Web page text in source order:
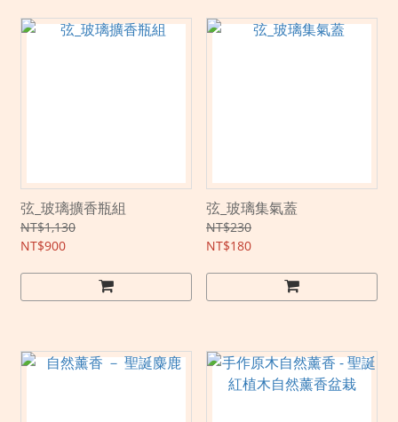
弦_玻璃擴香瓶組
NT$1,130
NT$900
弦_玻璃集氣蓋
NT$230
NT$180